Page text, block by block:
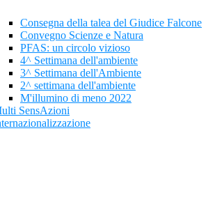
Consegna della talea del Giudice Falcone
Convegno Scienze e Natura
PFAS: un circolo vizioso
4^ Settimana dell'ambiente
3^ Settimana dell'Ambiente
2^ settimana dell'ambiente
M'illumino di meno 2022
SensAzioni